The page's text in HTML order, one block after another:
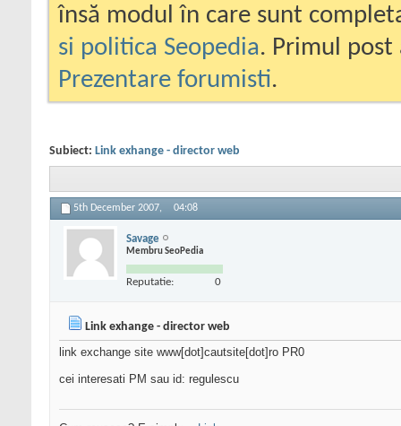
însă modul în care sunt
si politica Seopedia. Primul
Prezentare forumisti.
Subiect: Link exhange - director web
5th December 2007, 04:08
Savage
Membru SeoPedia
Reputatie: 0
Link exhange - director web
link exchange site www[dot]cautsite[dot]ro PR0
cei interesati PM sau id: regulescu